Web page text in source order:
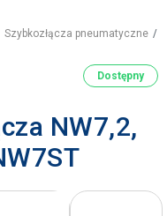
Szybkozłącza pneumatyczne
Dostępny
NW7,2,